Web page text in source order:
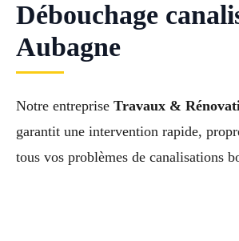
Débouchage
Aubagne
Notre entreprise Travaux &
garantit une intervention rapide,
tous vos problèmes de canalisations